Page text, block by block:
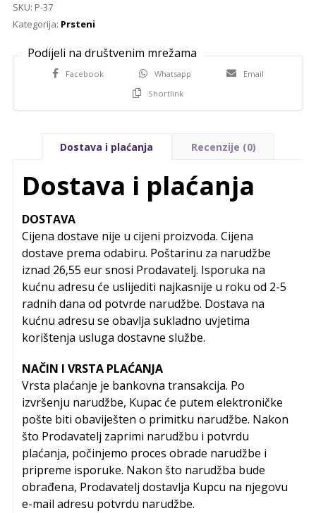
SKU: P-37
Kategorija: Prsteni
Facebook Whatsapp
Email
Shortlink
Dostava i plaćanja Recenzije (0)
Dostava i plaćanja
DOSTAVA
Cijena dostave nije u cijeni proizvoda. Cijena
dostave prema odabiru. Poštarinu za narudžbe
iznad 26,55 eur snosi Prodavatelj. Isporuka na
kućnu adresu će uslijediti najkasnije u roku od 2-5
radnih dana od potvrde narudžbe. Dostava na
kućnu adresu se obavlja sukladno uvjetima
korištenja usluga dostavne službe.
NAČIN I VRSTA PLAĆANJA
Vrsta plaćanje je bankovna transakcija. Po
izvršenju narudžbe, Kupac će putem elektroničke
pošte biti obaviješten o primitku narudžbe. Nakon
što Prodavatelj zaprimi narudžbu i potvrdu
plaćanja, počinjemo proces obrade narudžbe i
pripreme isporuke. Nakon što narudžba bude
obrađena, Prodavatelj dostavlja Kupcu na njegovu
e-mail adresu potvrdu narudžbe.